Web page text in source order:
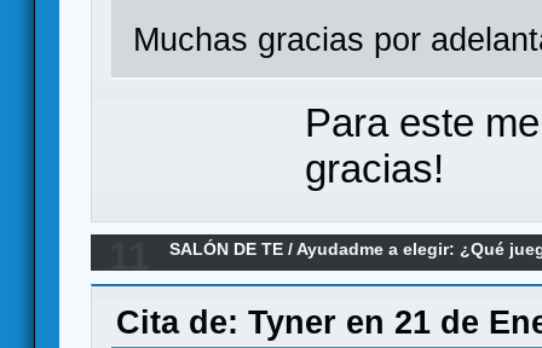
Muchas gracias por
Para este
gracias!
SALÓN DE TE /Ayudadme a elegir: ¿Qué
Cita de: Tyner en 21 de